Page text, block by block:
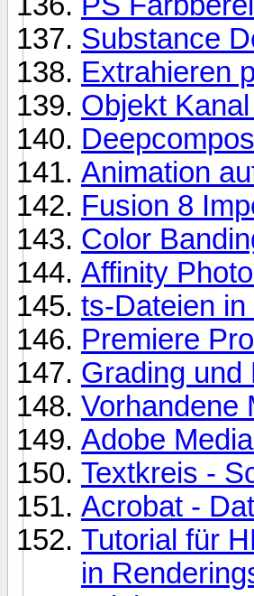
Substance
Extrahieren
Objekt
Animation
Fusion 8
Color
Affinity
ts-Dateien
Premiere
Grading und
Vorhandene
Adobe
Textkreis -
Acrobat -
Tutorial für
in